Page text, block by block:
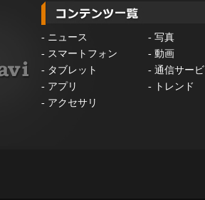
- ニュース - 写真
- スマートフォン - 動画
- タブレット - 通信サー
- アプリ -
トレンド
- アクセサリ